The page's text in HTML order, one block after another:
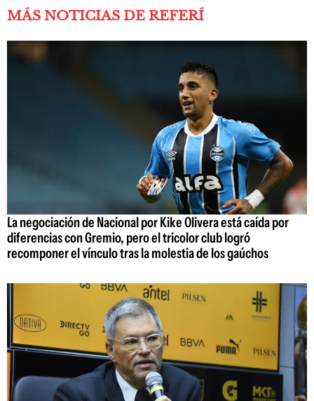
MÁS NOTICIAS DE REFERÍ
La negociación de Nacional por Kike Olivera está caída por
diferencias con Gremio, pero el tricolor club logró
recomponer el vínculo tras la molestia de los gaúchos